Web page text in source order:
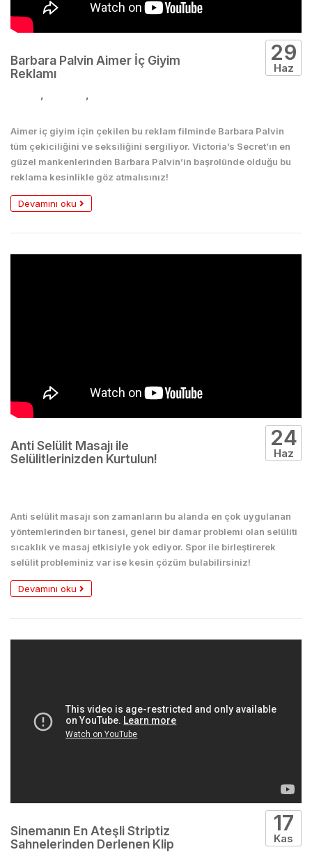
Barbara Palvin Aimer İç Giyim
Reklamı
29
Haz
Aimer iç giyim için çekilen bu reklam filminde Barbara Palvin
tüm çekiciliğini ve seksiliğini sergiliyor. Victoria’s Secret’ın en
güzel mankenlerinden Barbara Palvin’in başrolünde olduğu bu
reklama kesinlikle göz atmalısınız!
Devamını oku
Anti Selülit Masajı ile
Selülitlerinizden Kurtulun!
24
Haz
Anti selülit masajı son zamanların bu alanda en çok uygulanan
yöntemlerinden bir tanesi, genel bir damar problemi olan selüliti
sıcaklık ve masaj etkisiyle yok ediyor. Spor ile birleştirerek
selülit probleminiz var ise kesin çözüm bulabilirsiniz!
Devamını oku
Sinemanın En Ateşli Striptiz
Sahnelerinden Derlenen Klip
17
Kas